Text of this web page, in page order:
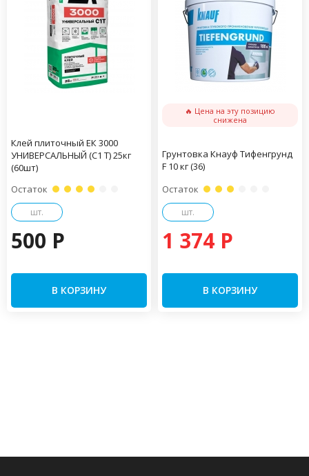
Клей плиточный ЕК 3000
УНИВЕРСАЛЬНЫЙ (С1 Т) 25кг
(60шт)
Остаток
шт.
500 P
В КОРЗИНУ
🔥 Цена на эту позицию
снижена
Грунтовка Кнауф Тифенгрунд
F 10 кг (36)
Остаток
шт.
1 374 P
В КОРЗИНУ